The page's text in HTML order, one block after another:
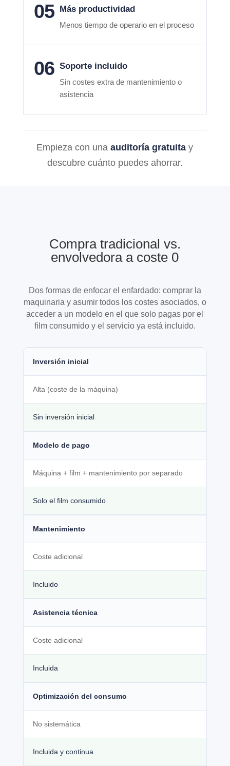
05 Más productividad
Menos tiempo de operario en el proceso
06 Soporte incluido
Sin costes extra de mantenimiento o
asistencia
Empieza con unaauditoría gratuita y
descubre cuánto puedes ahorrar.
Compra tradicional vs.
envolvedora a coste 0
Dos formas de enfocar el enfardado: comprar la
maquinaria y asumir todos los costes asociados, o
acceder a un modelo en el que solo pagas por el
film consumido y el servicio ya está incluido.
Inversión inicial
Alta (coste de la máquina)
Sin inversión inicial
Modelo de pago
Máquina + film + mantenimiento por separado
Solo el film consumido
Mantenimiento
Coste adicional
Incluido
Asistencia técnica
Coste adicional
Incluida
Optimización del consumo
No sistemática
Incluida y continua